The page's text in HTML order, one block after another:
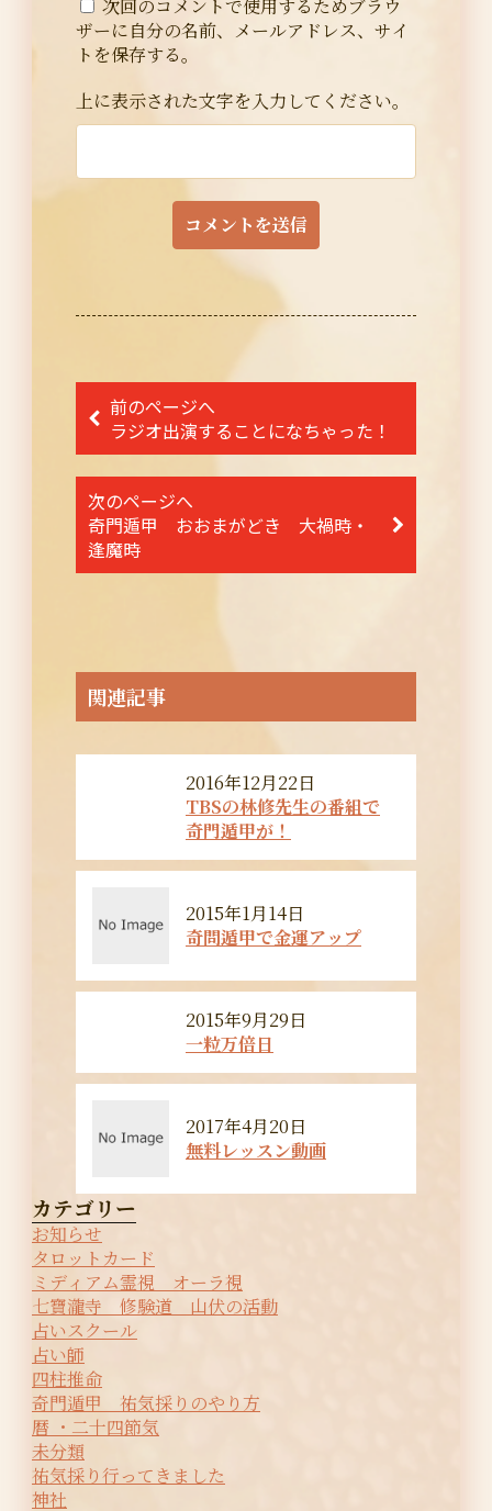
次回のコメントで使用するためブラウ
ザーに自分の名前、メールアドレス、サイ
トを保存する。
上に表示された文字を入力してください。
稿
ナ
ビ
ゲ
ー
前のページへ
ラジオ出演することになちゃった！
次のページへ
奇門遁甲 おおまがどき 大禍時・
逢魔時
関連記事
2016年12月22日
TBSの林修先生の番組で
奇門遁甲が！
2015年1月14日
奇問遁甲で金運アップ
2015年9月29日
一粒万倍日
2017年4月20日
無料レッスン動画
カテゴリー
お知らせ
タロットカード
ミディアム霊視 オーラ視
七寶瀧寺 修験道 山伏の活動
占いスクール
占い師
四柱推命
奇門遁甲 祐気採りのやり方
暦 ・二十四節気
未分類
祐気採り行ってきました
神社